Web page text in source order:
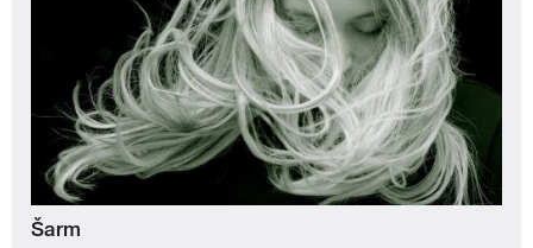
Šarm